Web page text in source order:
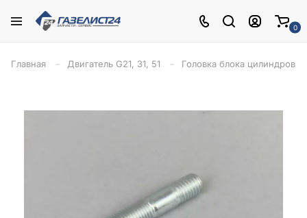
0
Главная Двигатель G21, 31, 51 Головка блока цилиндров,